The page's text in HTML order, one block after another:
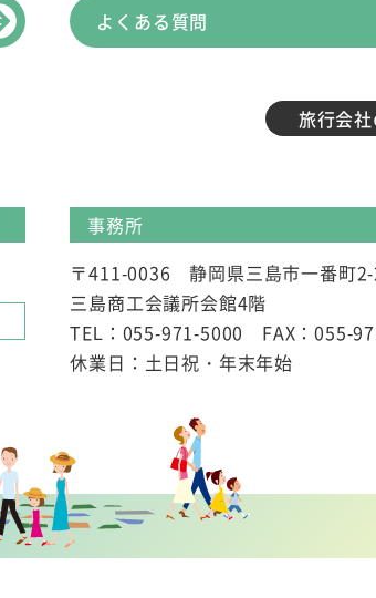
よくある質問
旅行会
事務所
〒411-0036 静岡県三島市一番町
三島商工会議所会館4階
TEL：055-971-5000 FAX：055-
休業日：土日祝・年末年始